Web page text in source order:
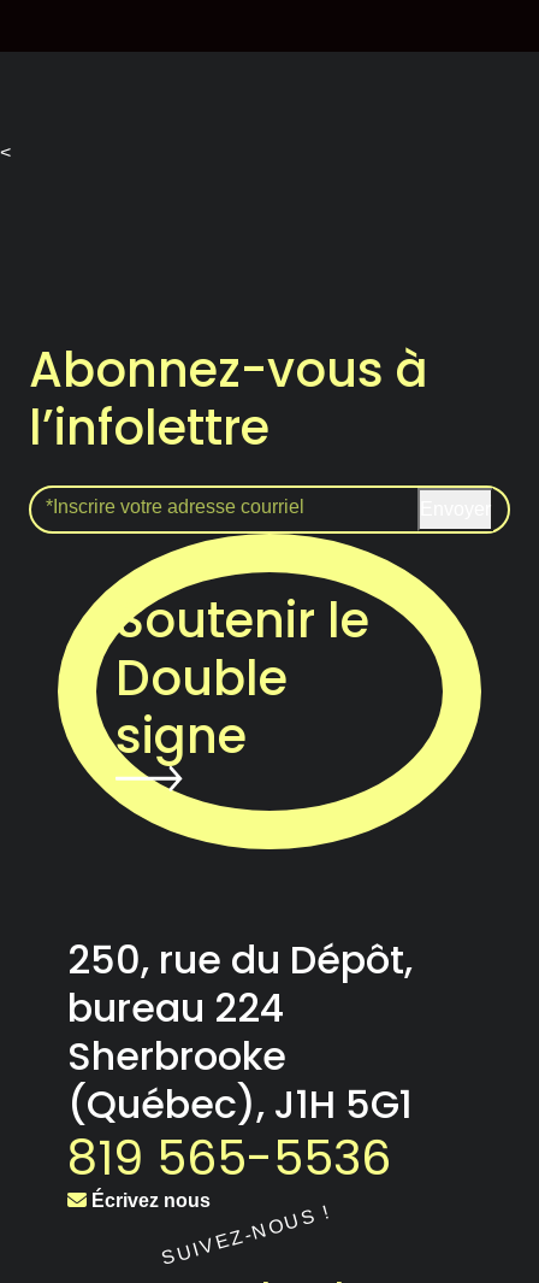
<
Abonnez-vous à
l’infolettre
Soutenir le
Double
signe
250, rue du Dépôt,
bureau 224
Sherbrooke
(Québec), J1H 5G1
819 565-5536
Écrivez nous